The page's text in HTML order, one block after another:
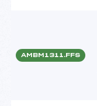
AMBM1311.FFS